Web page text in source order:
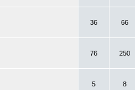
36 66
76 250
5 8